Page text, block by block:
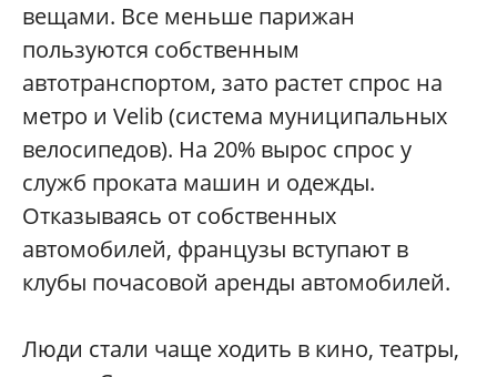
вещами. Все меньше парижан
пользуются собственным
автотранспортом, зато растет спрос на
метро и Velib (система муниципальных
велосипедов). На 20% вырос спрос у
служб проката машин и одежды.
Отказываясь от собственных
автомобилей, французы вступают в
клубы почасовой аренды автомобилей.
Люди стали чаще ходить в кино, театры,